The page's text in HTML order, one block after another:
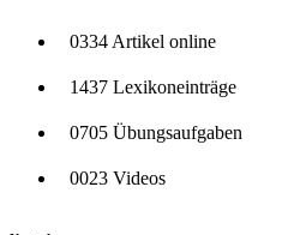
0334 Artikel online
1437 Lexikoneinträge
0705 Übungsaufgaben
0023 Videos